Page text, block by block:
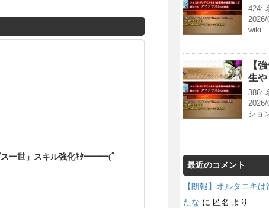
ス一世」スキル強化ｷﾀ━━━(ﾟ
424:
2026/
wiki
【
生
386:
2026/
ショ
最近のコメント
【朗報】オルタニキ
たな に 匿名 より